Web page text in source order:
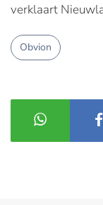
verklaart
Obvion